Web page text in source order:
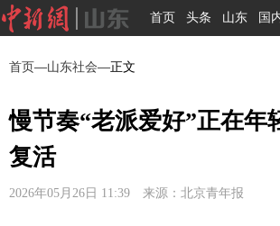
首页 头条 山东 国
首页—山东社会—正文
慢节奏“老派爱好”正在年
复活
2026年05月26日 11:39 来源：北京青年报